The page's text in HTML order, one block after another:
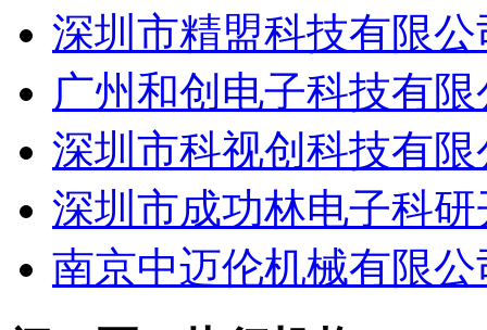
深圳市精盟科技有限公
广州和创电子科技有
深圳市科视创科技有限
深圳市成功林电子科
南京中迈伦机械有限公